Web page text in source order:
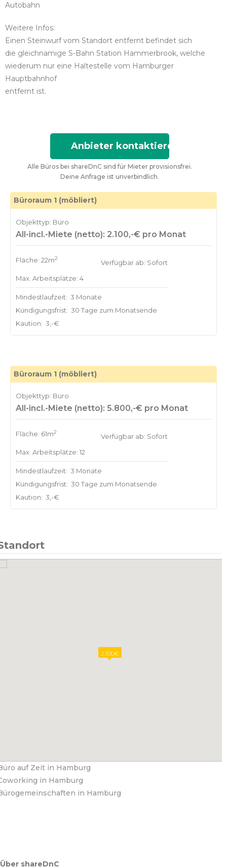
Autobahn
Weitere Infos:
Einen Steinwurf vom Standort entfernt befindet sich
die gleichnamige S-Bahn Station Hammerbrook, welche
wiederum nur eine Haltestelle vom Hamburger
Hauptbahnhof
entfernt ist.
Anbieter kontaktieren
Alle Büros bei shareDnC sind für Mieter provisionsfrei.
Deine Anfrage ist unverbindlich.
Büroraum 1 (möbliert)
Objekttyp: Büro
All-incl.-Miete (netto): 2.100,-€ pro Monat
Fläche: 22m2
Max. Arbeitsplätze: 4
Verfügbar ab: Sofort
Mindestlaufzeit: 3 Monate
Kündigungsfrist: 30 Tage zum Monatsende
Kaution: 3,-€
Büroraum 1 (möbliert)
Objekttyp: Büro
All-incl.-Miete (netto): 5.800,-€ pro Monat
Fläche: 61m2
Max. Arbeitsplätze: 12
Verfügbar ab: Sofort
Mindestlaufzeit: 3 Monate
Kündigungsfrist: 30 Tage zum Monatsende
Kaution: 3,-€
2.100€
auf Zeit in Hamburg
in Hamburg
in Hamburg
Über shareDnC